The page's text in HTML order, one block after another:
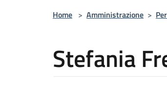
Home > Amministrazione >
Stefania